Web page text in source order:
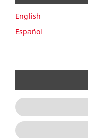
English
Español